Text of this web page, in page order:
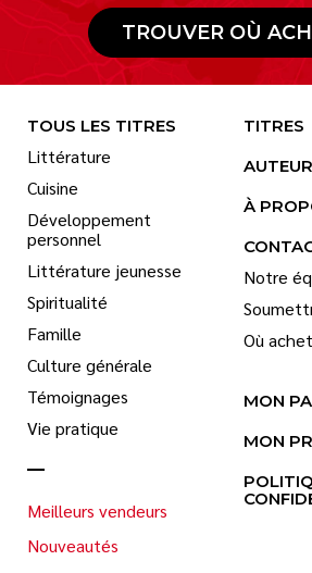
TROUVER OÙ
TOUS LES TITRES
Littérature
Cuisine
Développement
personnel
Littérature jeunesse
Spiritualité
Famille
Culture générale
Témoignages
Vie pratique
Meilleurs vendeurs
Nouveautés
TITRES
À
Notre
Où
MON
MON